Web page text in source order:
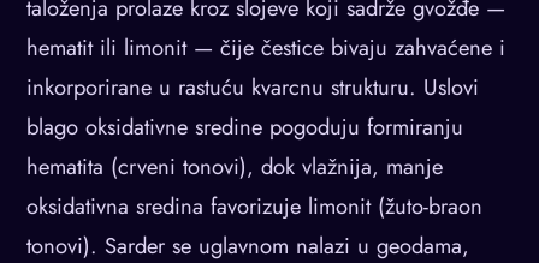
taloženja prolaze kroz slojeve koji sadrže gvožđe —
hematit ili limonit — čije čestice bivaju zahvaćene i
inkorporirane u rastuću kvarcnu strukturu. Uslovi
blago oksidativne sredine pogoduju formiranju
hematita (crveni tonovi), dok vlažnija, manje
oksidativna sredina favorizuje limonit (žuto-braon
tonovi). Sarder se uglavnom nalazi u geodama,